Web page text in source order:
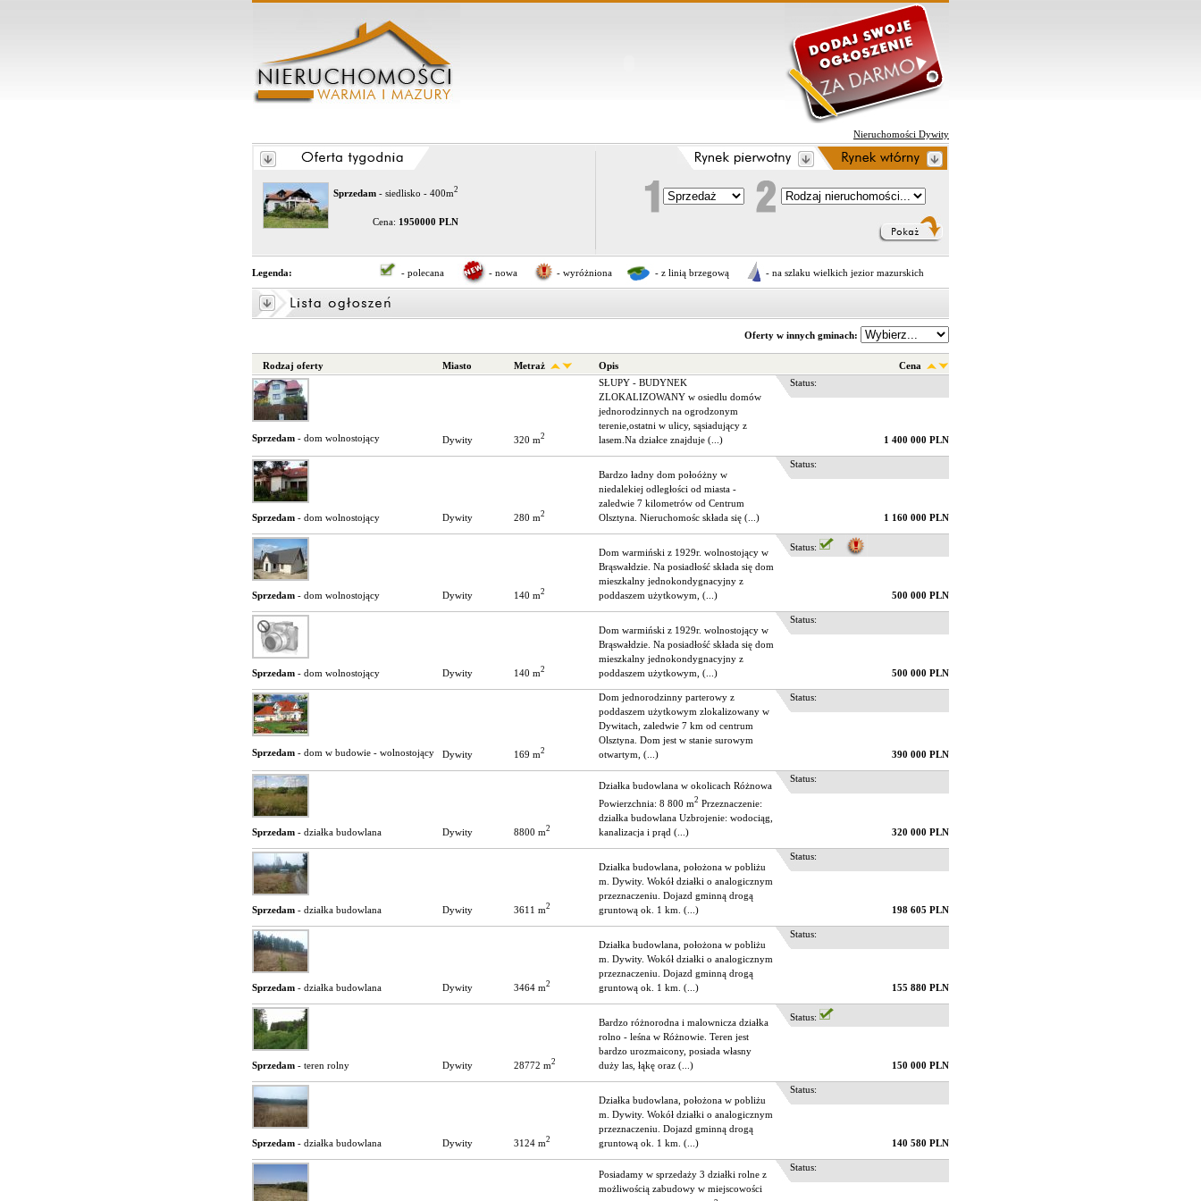
Nieruchomości Dywity
Sprzedam - siedlisko - 400m2
Cena: 1950000 PLN
Legenda: - polecana - nowa - wyróżniona - z linią brzegową - na szlaku wielkich jezior mazurskich
Oferty w innych gminach:
Rodzaj oferty Miasto Metraż Opis Cena
Dywity 320 m2
SŁUPY - BUDYNEK
ZLOKALIZOWANY w osiedlu domów
jednorodzinnych na ogrodzonym
terenie,ostatni w ulicy, sąsiadujący z
lasem.Na działce znajduje (...)
Status:
Sprzedam - dom wolnostojący 1 400 000 PLN
Dywity 280 m2
Bardzo ładny dom połoóżny w
niedalekiej odległości od miasta -
zaledwie 7 kilometrów od Centrum
Olsztyna. Nieruchomośc składa się (...)
Status:
Sprzedam - dom wolnostojący 1 160 000 PLN
Dywity 140 m2
Dom warmiński z 1929r. wolnostojący w
Brąswałdzie. Na posiadłość składa się dom
mieszkalny jednokondygnacyjny z
poddaszem użytkowym, (...)
Status:
Sprzedam - dom wolnostojący 500 000 PLN
Dywity 140 m2
Dom warmiński z 1929r. wolnostojący w
Brąswałdzie. Na posiadłość składa się dom
mieszkalny jednokondygnacyjny z
poddaszem użytkowym, (...)
Status:
Sprzedam - dom wolnostojący 500 000 PLN
Dywity 169 m2
Dom jednorodzinny parterowy z
poddaszem użytkowym zlokalizowany w
Dywitach, zaledwie 7 km od centrum
Olsztyna. Dom jest w stanie surowym
otwartym, (...)
Status:
Sprzedam - dom w budowie - wolnostojący 390 000 PLN
Dywity 8800 m2
Działka budowlana w okolicach Różnowa
Powierzchnia: 8 800 m2 Przeznaczenie:
działka budowlana Uzbrojenie: wodociąg,
kanalizacja i prąd (...)
Status:
Sprzedam - działka budowlana 320 000 PLN
Dywity 3611 m2
Działka budowlana, położona w pobliżu
m. Dywity. Wokół działki o analogicznym
przeznaczeniu. Dojazd gminną drogą
gruntową ok. 1 km. (...)
Status:
Sprzedam - działka budowlana 198 605 PLN
Dywity 3464 m2
Działka budowlana, położona w pobliżu
m. Dywity. Wokół działki o analogicznym
przeznaczeniu. Dojazd gminną drogą
gruntową ok. 1 km. (...)
Status:
Sprzedam - działka budowlana 155 880 PLN
Dywity 28772 m2
Bardzo różnorodna i malownicza działka
rolno - leśna w Różnowie. Teren jest
bardzo urozmaicony, posiada własny
duży las, łąkę oraz (...)
Status:
Sprzedam - teren rolny 150 000 PLN
Dywity 3124 m2
Działka budowlana, położona w pobliżu
m. Dywity. Wokół działki o analogicznym
przeznaczeniu. Dojazd gminną drogą
gruntową ok. 1 km. (...)
Status:
Sprzedam - działka budowlana 140 580 PLN
Posiadamy w sprzedaży 3 działki rolne z
możliwością zabudowy w miejscowości
Status: